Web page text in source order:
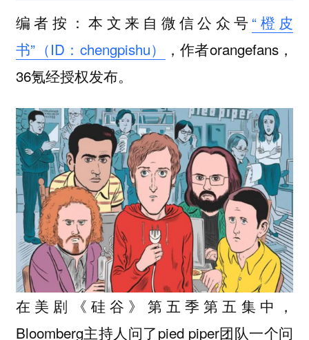
编者按：本文来自微信公众号 “橙皮
书”（ID：chengpishu）
，作者orangefans，
36氪经授权发布。
在美剧《硅谷》第五季第五集中，
Bloomberg主持人问了pied piper团队一个问